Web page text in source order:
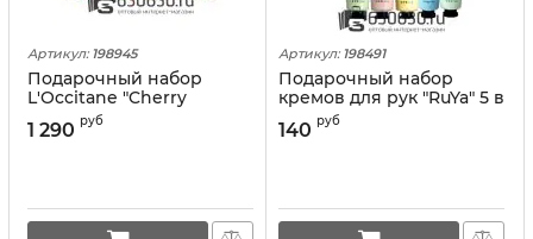
Артикул: 198945
Подарочный набор
L'Occitane "Cherry
Blossom" 3 в 1
1 290 руб
Артикул: 198491
Подарочный набор
кремов для рук "RuYa" 5 в
140 руб